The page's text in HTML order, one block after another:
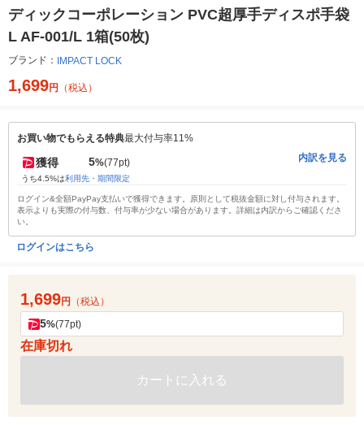
ディックコーポレーション PVC超厚手ディスポ手袋
L AF-001/L 1箱(50枚)
ブランド： IMPACT LOCK
1,699円 （税込）
お買い物でもらえる特典最大付与率11%
獲得 5%(77pt)
うち4.5%は利用先・期間限定
内訳を見る
ログイン&全額PayPay支払いで獲得できます。原則として税抜金額に対し付与されます。
表示よりも実際の付与数、付与率が少ない場合があります。詳細は内訳からご確認くださ
い。
ログインはこちら
1,699円 （税込）
5%(77pt)
在庫切れ
カートに入れる